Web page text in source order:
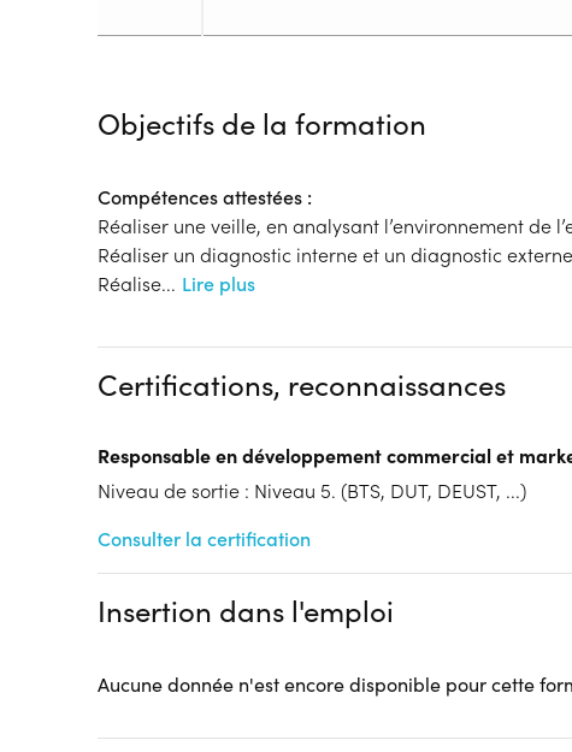
Durée en centre :1735h
Rythme :
Cours de jour
Type de parcours :Parcours collectif
Formation par voie de l'Apprentissage
Tarif : N.C.
Cycle de l'alternance
Année 1 : Contrat d’apprentissage
Année 3 : Contrat d’apprentissage
Lieu de formation
141 Rue Berthe Morisot
Accueil sur le lieu de formation
Hébergement :Pas d'hébergement
Objectifs de la formation
Compétences attestées :
Réaliser une veille, en analysant l’environnement de
Réaliser un diagnostic interne et un diagnostic externe
Réalise... Lire plus
Certifications, reconnaissances
Responsable en développement commercial et
Niveau de sortie : Niveau 5. (BTS, DUT, DEUST, ...)
Consulter la certification
Insertion dans l'emploi
Aucune donnée n'est encore disponible pour cette